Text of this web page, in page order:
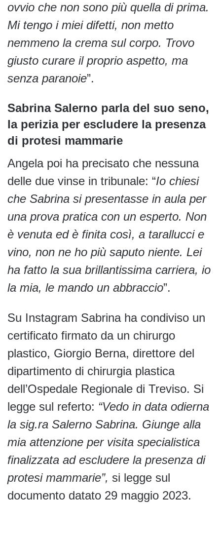
ovvio che non sono più quella di prima.
Mi tengo i miei difetti, non metto
nemmeno la crema sul corpo. Trovo
giusto curare il proprio aspetto, ma
senza paranoie”.
Sabrina Salerno parla del suo seno,
la perizia per escludere la presenza
di protesi mammarie
Angela poi ha precisato che nessuna
delle due vinse in tribunale: “Io chiesi
che Sabrina si presentasse in aula per
una prova pratica con un esperto. Non
è venuta ed è finita così, a tarallucci e
vino, non ne ho più saputo niente. Lei
ha fatto la sua brillantissima carriera, io
la mia, le mando un abbraccio”.
Su Instagram Sabrina ha condiviso un
certificato firmato da un chirurgo
plastico, Giorgio Berna, direttore del
dipartimento di chirurgia plastica
dell’Ospedale Regionale di Treviso. Si
legge sul referto: “Vedo in data odierna
la sig.ra Salerno Sabrina. Giunge alla
mia attenzione per visita specialistica
finalizzata ad escludere la presenza di
protesi mammarie”, si legge sul
documento datato 29 maggio 2023.